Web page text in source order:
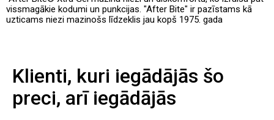
vissmagākie kodumi un punkcijas. "After Bite" ir pazīstams kā
uzticams niezi mazinošs līdzeklis jau kopš 1975. gada
Klienti, kuri iegādājās šo
preci, arī iegādājās